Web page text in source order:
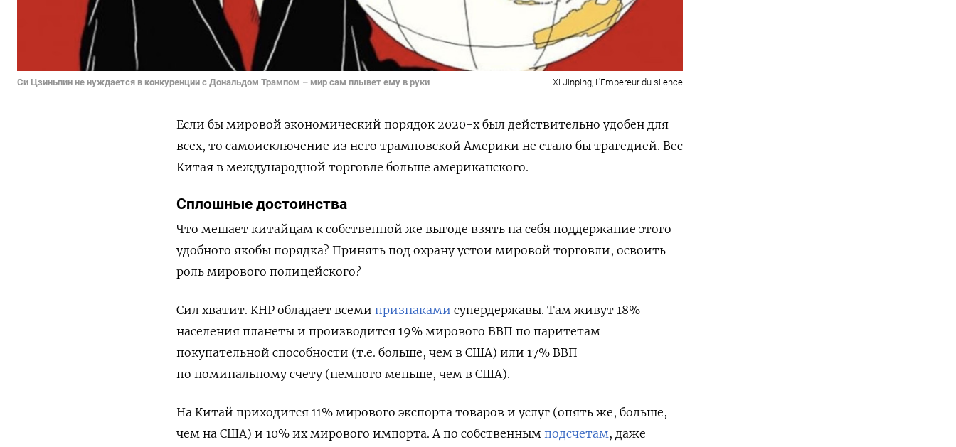
Си Цзиньпин не нуждается в конкуренции с Дональдом Трампом – мир сам плывет ему в руки Xi Jinping, L'Empereur du silence
Если бы мировой экономический порядок 2020-х был действительно удобен для
всех, то самоисключение из него трамповской Америки не стало бы трагедией. Вес
Китая в международной торговле больше американского.
Сплошные достоинства
Что мешает китайцам к собственной же выгоде взять на себя поддержание этого
удобного якобы порядка? Принять под охрану устои мировой торговли, освоить
роль мирового полицейского?
Сил хватит. КНР обладает всеми признаками супердержавы. Там живут 18%
населения планеты и производится 19% мирового ВВП по паритетам
покупательной способности (т.е. больше, чем в США) или 17% ВВП
по номинальному счету (немного меньше, чем в США).
На Китай приходится 11% мирового экспорта товаров и услуг (опять же, больше,
чем на США) и 10% их мирового импорта. А по собственным подсчетам, даже